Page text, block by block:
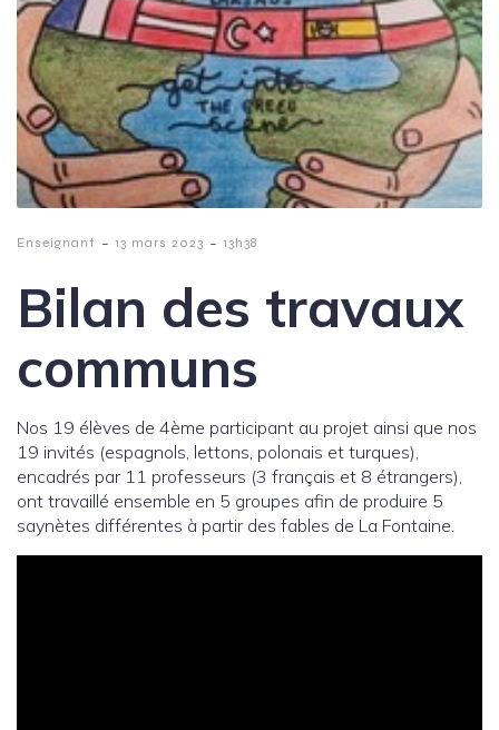
Enseignant - 13 mars 2023 - 13h38
Bilan des travaux
communs
Nos 19 élèves de 4ème participant au projet ainsi que nos
19 invités (espagnols, lettons, polonais et turques),
encadrés par 11 professeurs (3 français et 8 étrangers),
ont travaillé ensemble en 5 groupes afin de produire 5
saynètes différentes à partir des fables de La Fontaine.